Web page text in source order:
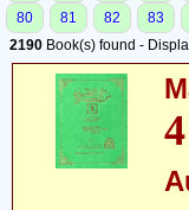
80
81 82 83
2190 Book(s) found -